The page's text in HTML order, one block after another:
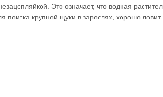
Это означает, что водная
крупной щуки в зарослях, хорошо ловит